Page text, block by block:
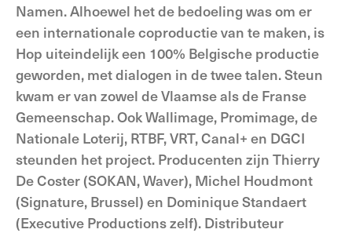
Namen. Alhoewel het de bedoeling was om er
een internationale coproductie van te maken, is
Hop uiteindelijk een 100% Belgische productie
geworden, met dialogen in de twee talen. Steun
kwam er van zowel de Vlaamse als de Franse
Gemeenschap. Ook Wallimage, Promimage, de
Nationale Loterij, RTBF, VRT, Canal+ en DGCI
steunden het project. Producenten zijn Thierry
De Coster (SOKAN, Waver), Michel Houdmont
(Signature, Brussel) en Dominique Standaert
(Executive Productions zelf). Distributeur